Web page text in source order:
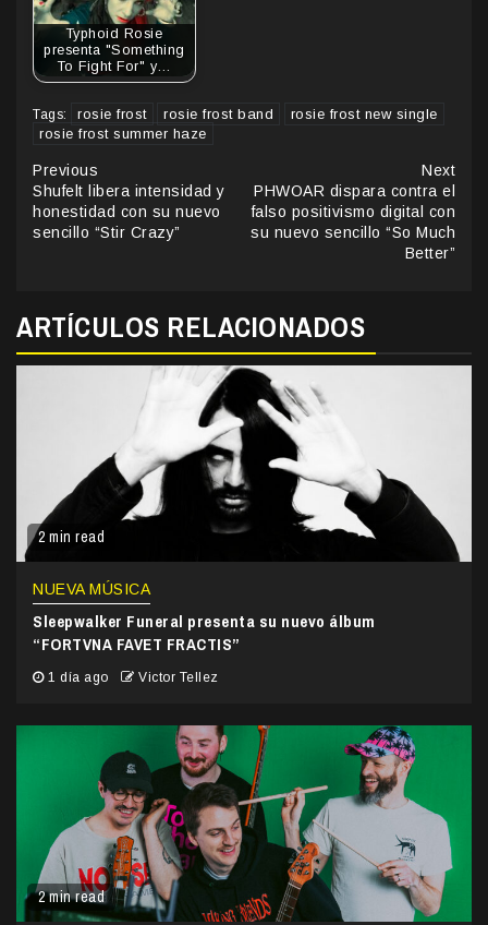
Typhoid Rosie
presenta "Something
To Fight For" y…
Tags: rosie frost rosie frost band
rosie frost new single
rosie frost summer haze
Continue
Reading
Previous
Shufelt libera intensidad y
honestidad con su nuevo
sencillo “Stir Crazy”
Next
PHWOAR dispara contra el
falso positivismo digital con
su nuevo sencillo “So Much
Better”
ARTÍCULOS RELACIONADOS
2 min read
NUEVA MÚSICA
Sleepwalker Funeral presenta su nuevo álbum
“FORTVNA FAVET FRACTIS”
1 día ago Victor Tellez
2 min read